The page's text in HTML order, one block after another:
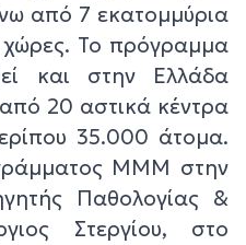
από 7 εκατομμύρια
Το πρόγραμμα
και στην Ελλάδα
20 αστικά κέντρα
35.000 άτομα.
ΜΜΜ στην
Παθολογίας &
Στεργίου, στο